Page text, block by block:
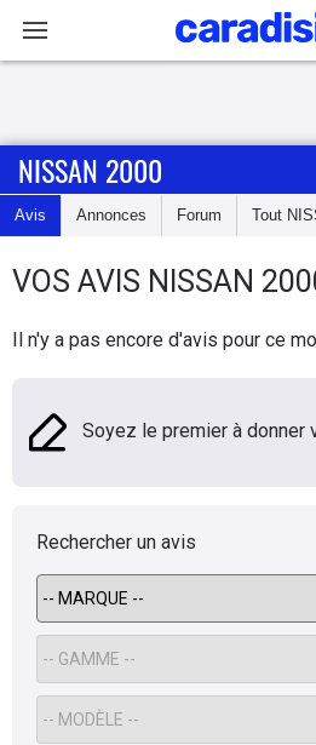
Accueil
Actu
Essais
Guide
Electriques
Flottes
Auto
Services
Forum
NISSAN 2000
Avis Annonces Forum Tout
VOS AVIS NISSAN
Il n'y a pas encore d'avis pour ce
Soyez le premier à donner
Rechercher un avis